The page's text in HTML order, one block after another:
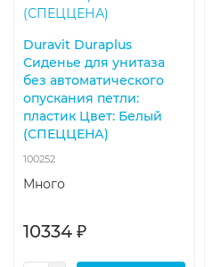
Duravit Duraplus
Сиденье для унитаза
без автоматического
опускания петли:
пластик Цвет: Белый
(СПЕЦЦЕНА)
100252
Много
10334 ₽